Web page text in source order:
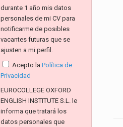
durante 1 año mis datos
personales de mi CV para
notificarme de posibles
vacantes futuras que se
ajusten a mi perfil.
Acepto la Política de
Privacidad
EUROCOLLEGE OXFORD
ENGLISH INSTITUTE S.L. le
informa que tratará los
datos personales que